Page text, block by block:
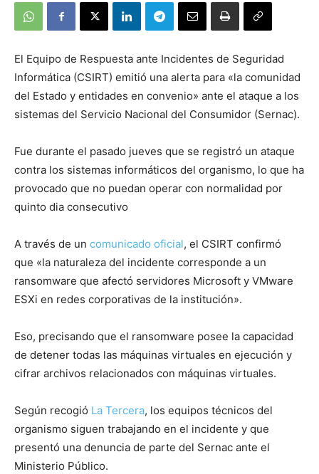
El Equipo de Respuesta ante Incidentes de Seguridad
Informática (CSIRT) emitió una alerta para «la comunidad
del Estado y entidades en convenio» ante el ataque a los
sistemas del Servicio Nacional del Consumidor (Sernac).
Fue durante el pasado jueves que se registró un ataque
contra los sistemas informáticos del organismo, lo que ha
provocado que no puedan operar con normalidad por
quinto dia consecutivo
A través de un comunicado oficial, el CSIRT confirmó
que «la naturaleza del incidente corresponde a un
ransomware que afectó servidores Microsoft y VMware
ESXi en redes corporativas de la institución».
Eso, precisando que el ransomware posee la capacidad
de detener todas las máquinas virtuales en ejecución y
cifrar archivos relacionados con máquinas virtuales.
Según recogió La Tercera, los equipos técnicos del
organismo siguen trabajando en el incidente y que
presentó una denuncia de parte del Sernac ante el
Ministerio Público.